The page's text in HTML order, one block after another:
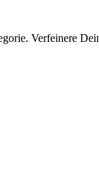
Verfeinere